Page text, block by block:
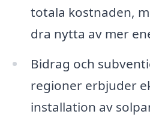
totala kostnaden,
dra nytta av mer
Bidrag och
regioner erbjuder
installation av